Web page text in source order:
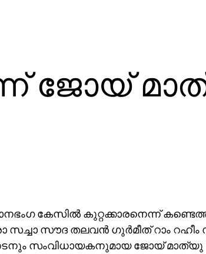
ജോയ്
കേസില്‍ കുറ്റക്കാരനെന്ന്
സൗദ തലവന്‍ ഗുര്‍മീത് റാം റഹീം
സംവിധായകനുമായ ജോയ് മാത്യു